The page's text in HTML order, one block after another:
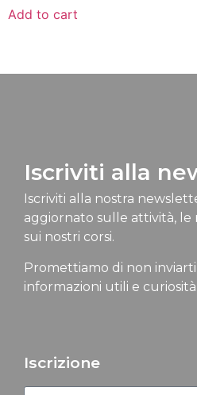
Add to cart
Iscriviti alla
Iscriviti alla nostra
aggiornato sulle attività, le
sui nostri corsi.
Promettiamo di non inviarti
informazioni utili e curiosità.
Iscrizione